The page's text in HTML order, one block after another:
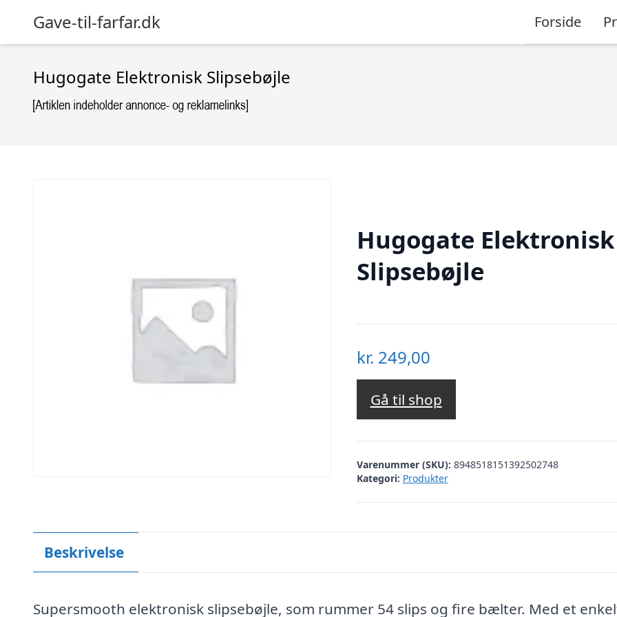
Gave-til-farfar.dk Forside
Hugogate Elektronisk Slipsebøjle
Hugogate Elektronisk
Slipsebøjle
kr. 249,00
Gå til shop
Varenummer (SKU): 8948518151392502748
Kategori: Produkter
Beskrivelse
Supersmooth elektronisk slipsebøjle, som rummer 54 slips og fire bælter. Med et